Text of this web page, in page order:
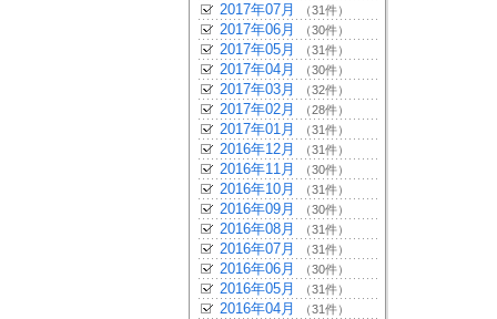
2017年07月 （31件）
2017年06月 （30件）
2017年05月 （31件）
2017年04月 （30件）
2017年03月 （32件）
2017年02月 （28件）
2017年01月 （31件）
2016年12月 （31件）
2016年11月 （30件）
2016年10月 （31件）
2016年09月 （30件）
2016年08月 （31件）
2016年07月 （31件）
2016年06月 （30件）
2016年05月 （31件）
2016年04月 （31件）